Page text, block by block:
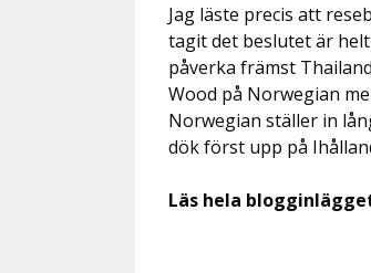
Jag läste precis att
tagit det beslutet är
påverka främst
Wood på Norwegian
Norwegian ställer in
dök först upp på
Läs hela